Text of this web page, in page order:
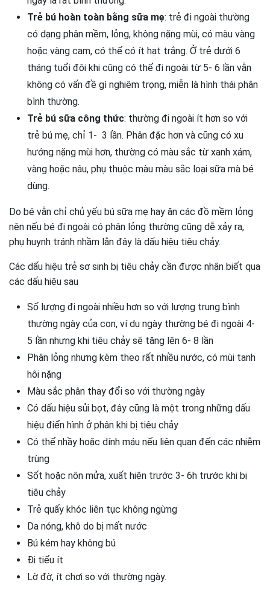
Trẻ bú hoàn toàn bằng sữa mẹ: trẻ đi ngoài thường
có dạng phân mềm, lỏng, không nặng mùi, có màu vàng
hoặc vàng cam, có thể có ít hạt trắng. Ở trẻ dưới 6
tháng tuổi đôi khi cũng có thể đi ngoài từ 5- 6 lần vẫn
không có vấn đề gì nghiêm trọng, miễn là hình thái phân
bình thường.
Trẻ bú sữa công thức: thường đi ngoài ít hơn so với
trẻ bú mẹ, chỉ 1- 3 lần. Phân đặc hơn và cũng có xu
hướng nặng mùi hơn, thường có màu sắc từ xanh xám,
vàng hoặc nâu, phụ thuộc màu màu sắc loại sữa mà bé
dùng.
Do bé vẫn chỉ chủ yếu bú sữa mẹ hay ăn các đồ mềm lỏng
nên nếu bé đi ngoài có phân lỏng thường cũng dễ xảy ra,
phụ huynh tránh nhầm lẫn đây là dấu hiệu tiêu chảy.
Các dấu hiệu trẻ sơ sinh bị tiêu chảy cần được nhận biết qua
các dấu hiệu sau
Số lượng đi ngoài nhiều hơn so với lượng trung bình
thường ngày của con, ví dụ ngày thường bé đi ngoài 4-
5 lần nhưng khi tiêu chảy sẽ tăng lên 6- 8 lần
Phân lỏng nhưng kèm theo rất nhiều nước, có mùi tanh
hôi nặng
Màu sắc phân thay đổi so với thường ngày
Có dấu hiệu sủi bọt, đây cũng là một trong những dấu
hiệu điển hình ở phân khi bị tiêu chảy
Có thể nhầy hoặc dính máu nếu liên quan đến các nhiễm
trùng
Sốt hoặc nôn mửa, xuất hiện trước 3- 6h trước khi bị
tiêu chảy
Trẻ quấy khóc liên tục không ngừng
Da nóng, khô do bị mất nước
Bú kém hay không bú
Đi tiểu ít
Lờ đờ, ít chơi so với thường ngày.